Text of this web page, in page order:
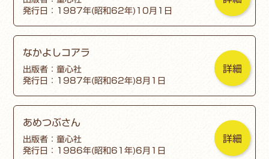
発行日：1987年(昭和62年)10月1日
なかよしコアラ
出版者：童心社
発行日：1987年(昭和62年)8月1日
詳細
あめつぶさん
出版者：童心社
発行日：1986年(昭和61年)6月1日
詳細